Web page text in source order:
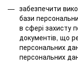
забезпечити
бази
в сфері захисту
документів, що
персональних
персональних